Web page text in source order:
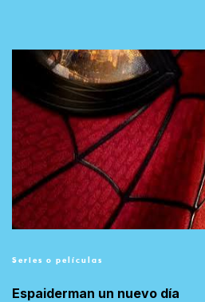
Series o películas
Espaiderman un nuevo día